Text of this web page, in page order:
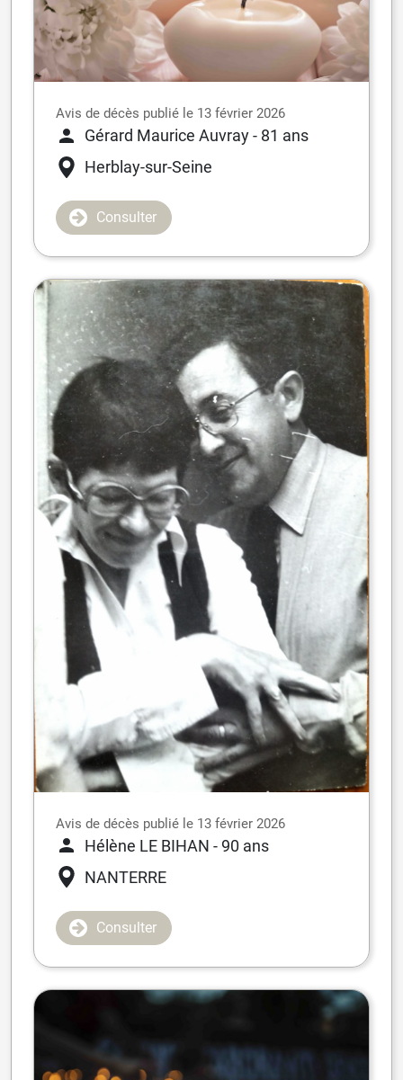
Avis de décès publié le 13 février 2026
Gérard Maurice Auvray- 81 ans
Herblay-sur-Seine
Consulter
Avis de décès publié le 13 février 2026
Hélène LE BIHAN - 90 ans
NANTERRE
Consulter